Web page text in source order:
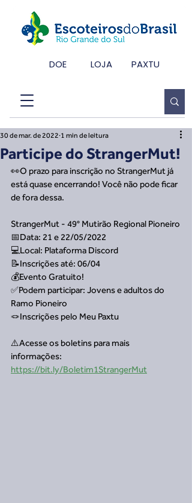
DOE LOJA PAXTU
Participe do StrangerMut!
30 de mar. de 2022 1 min de leitura
👀O prazo para inscrição no StrangerMut já
está quase encerrando! Você não pode ficar
de fora dessa.
StrangerMut - 49° Mutirão Regional Pioneiro
📅Data: 21 e 22/05/2022
💻Local: Plataforma Discord
📝Inscrições até: 06/04
💰Evento Gratuito!
✅Podem participar: Jovens e adultos do
Ramo Pioneiro
🪢Inscrições pelo Meu Paxtu
⚠️Acesse os boletins para mais
informações:
https://bit.ly/Boletim1StrangerMut